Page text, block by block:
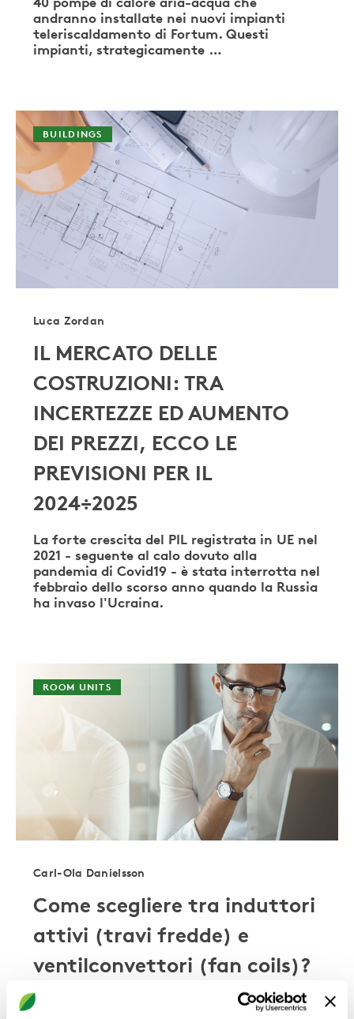
40 pompe di calore aria-acqua che
andranno installate nei nuovi impianti
teleriscaldamento di Fortum. Questi
impianti, strategicamente …
BUILDINGS
Luca Zordan
IL MERCATO DELLE
COSTRUZIONI: TRA
INCERTEZZE ED AUMENTO
DEI PREZZI, ECCO LE
PREVISIONI PER IL
2024÷2025
La forte crescita del PIL registrata in UE nel
2021 - seguente al calo dovuto alla
pandemia di Covid19 - è stata interrotta nel
febbraio dello scorso anno quando la Russia
ha invaso l'Ucraina.
ROOM UNITS
Carl-Ola Danielsson
Come scegliere tra induttori
attivi (travi fredde) e
ventilconvettori (fan coils)?
Quando si progetta un sistema HVAC, è